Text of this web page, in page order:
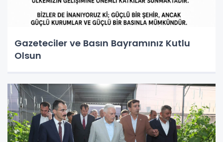
Gazeteciler ve Basın Bayramınız Kutlu
Olsun